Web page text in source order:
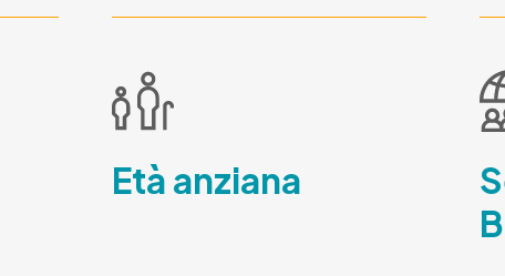
Età anziana